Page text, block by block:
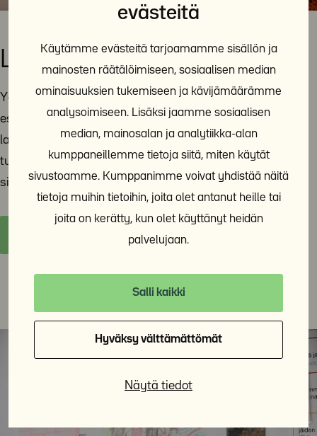
evästeitä
Käytämme evästeitä tarjoamamme sisällön ja
mainosten räätälöimiseen, sosiaalisen median
ominaisuuksien tukemiseen ja kävijämäärämme
analysoimiseen. Lisäksi jaamme sosiaalisen
median, mainosalan ja analytiikka-alan
kumppaneillemme tietoja siitä, miten käytät
sivustoamme. Kumppanimme voivat yhdistää näitä
tietoja muihin tietoihin, joita olet antanut heille tai
joita on kerätty, kun olet käyttänyt heidän
palvelujaan.
Salli kaikki
Hyväksy välttämättömät
Näytä tiedot
Lausunnot ja vaikuttaminen
Y-Säätiö jakaa tietoa ja asiantuntemustaan päättäjille
esimerkiksi lausuntojen avulla. Tänne sivulle on koottu
lausuntoja ja muita yhteiskunnallista vaikuttamistyötä
tukevia materiaaleja. Y-Säätiö on poliittisesti
sitoutumaton ja voittoa tavoittelematon toimija.
Y-Säätiön lausunnot ja vaikuttaminen